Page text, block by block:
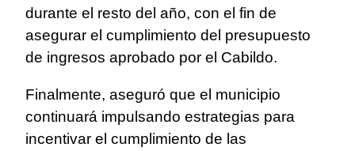
durante el resto del año, con el fin de
asegurar el cumplimiento del presupuesto
de ingresos aprobado por el Cabildo.
Finalmente, aseguró que el municipio
continuará impulsando estrategias para
incentivar el cumplimiento de las